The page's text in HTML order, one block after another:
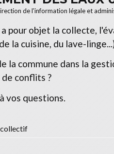
de l'information légale et
a pour objet la collecte,
la cuisine, du lave-
la commune dans la
de conflits ?
vos questions.